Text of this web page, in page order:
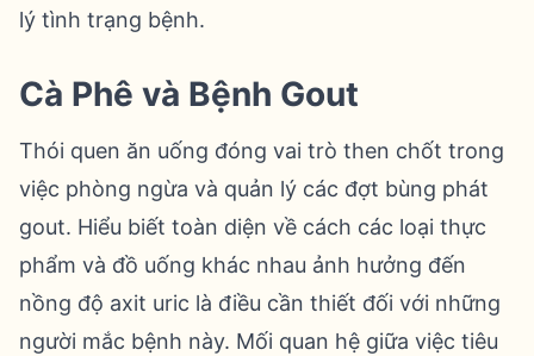
lý tình trạng bệnh.
Cà Phê và Bệnh Gout
Thói quen ăn uống đóng vai trò then chốt trong
việc phòng ngừa và quản lý các đợt bùng phát
gout. Hiểu biết toàn diện về cách các loại thực
phẩm và đồ uống khác nhau ảnh hưởng đến
nồng độ axit uric là điều cần thiết đối với những
người mắc bệnh này. Mối quan hệ giữa việc tiêu